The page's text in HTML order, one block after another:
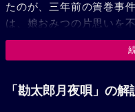
たのが、三年前の簀巻事
は、娘おみつの片思いを
に帰って来た勘太郎は、
て家屋敷まで抵当にして
って身は荒平一家につけ
「勘太郎月夜唄」の解